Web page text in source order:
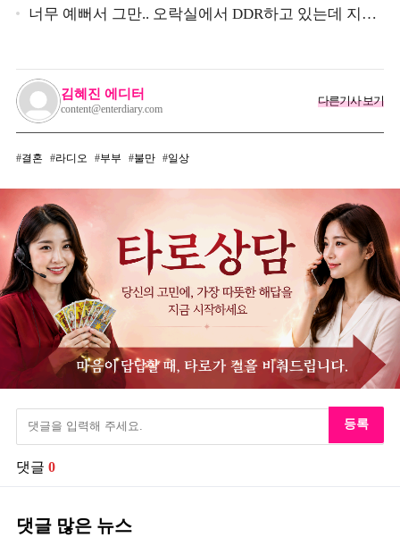
심 받았던 스타
너무 예뻐서 그만.. 오락실에서 DDR하고 있는데 지나
김혜진 에디터
content@enterdiary.com
다른기사 보기
결혼 라디오 부부 불만 일상
등록
댓글 0
댓글 많은 뉴스